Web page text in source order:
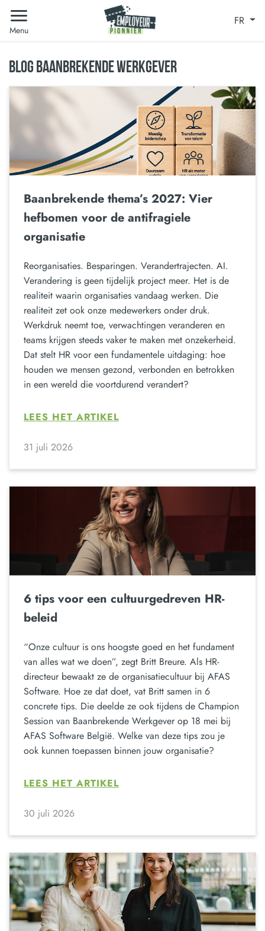
Menu
FR
BLOG BAANBREKENDE WERKGEVER
Baanbrekende thema’s 2027: Vier
hefbomen voor de antifragiele
organisatie
Reorganisaties. Besparingen. Verandertrajecten. AI.
Verandering is geen tijdelijk project meer. Het is de
realiteit waarin organisaties vandaag werken. Die
realiteit zet ook onze medewerkers onder druk.
Werkdruk neemt toe, verwachtingen veranderen en
teams krijgen steeds vaker te maken met onzekerheid.
Dat stelt HR voor een fundamentele uitdaging: hoe
houden we mensen gezond, verbonden en betrokken
in een wereld die voortdurend verandert?
LEES HET ARTIKEL
31 juli 2026
6 tips voor een cultuurgedreven HR-
beleid
“Onze cultuur is ons hoogste goed en het fundament
van alles wat we doen”, zegt Britt Breure. Als HR-
directeur bewaakt ze de organisatiecultuur bij AFAS
Software. Hoe ze dat doet, vat Britt samen in 6
concrete tips. Die deelde ze ook tijdens de Champion
Session van Baanbrekende Werkgever op 18 mei bij
AFAS Software België. Welke van deze tips zou je
ook kunnen toepassen binnen jouw organisatie?
LEES HET ARTIKEL
30 juli 2026